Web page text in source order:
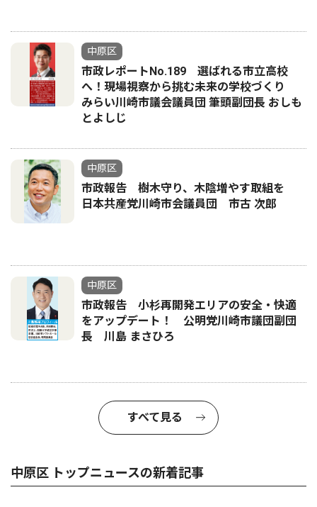
中原区
市政レポートNo.189 選ばれる市立高校
へ！現場視察から挑む未来の学校づくり
みらい川崎市議会議員団 筆頭副団長 おしも
とよしじ
中原区
市政報告 樹木守り、木陰増やす取組を
日本共産党川崎市会議員団 市古 次郎
中原区
市政報告 小杉再開発エリアの安全・快適
をアップデート！ 公明党川崎市議団副団
長 川島 まさひろ
すべて見る
中原区 トップニュースの新着記事